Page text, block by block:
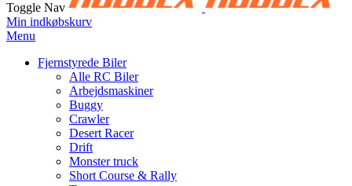
Toggle Nav
Min indkøbskurv
Menu
Fjernstyrede Biler
Alle RC Biler
Arbejdsmaskiner
Buggy
Crawler
Desert Racer
Drift
Monster truck
Short Course & Rally